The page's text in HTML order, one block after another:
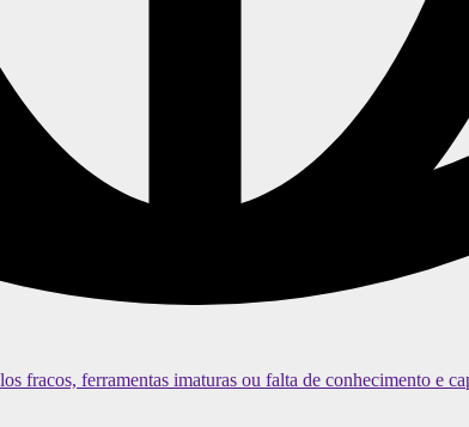
fracos, ferramentas imaturas ou falta de conhecimento e